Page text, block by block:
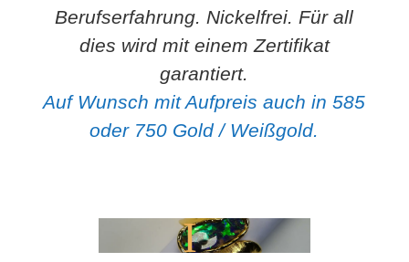
Berufserfahrung. Nickelfrei. Für all
dies wird mit einem Zertifikat
garantiert.
Auf Wunsch mit Aufpreis auch in 585
oder 750 Gold / Weißgold.
Laden
des
Videos
YouTube.
erfahren